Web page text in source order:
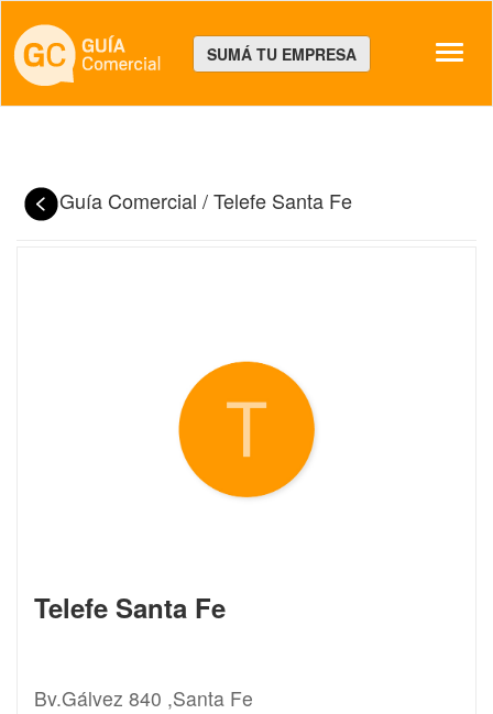
SUMÁ TU EMPRESA
Guía Comercial /Telefe Santa Fe
Telefe Santa Fe
Bv.Gálvez 840 ,Santa Fe